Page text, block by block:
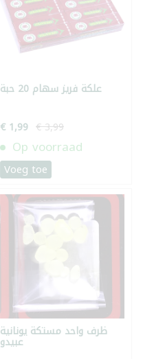
علكة فريز سهام 20 حبة
€ 1,99 € 3,99
Op voorraad
Voeg toe
ظرف واحد مستكة يونانية
عبيدو